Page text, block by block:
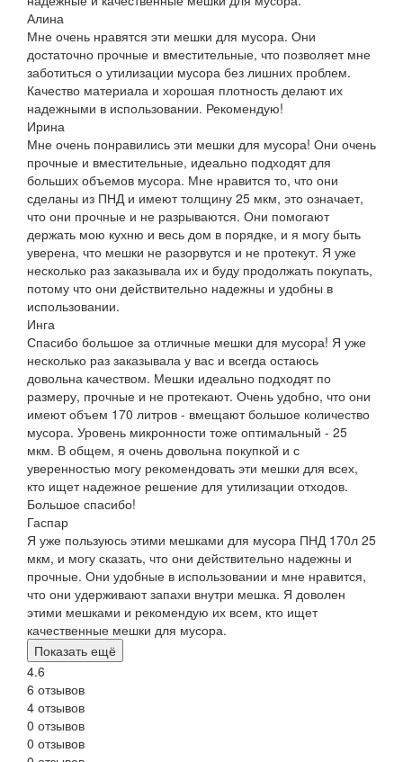
Алина
Мне очень нравятся эти мешки для мусора. Они
достаточно прочные и вместительные, что позволяет мне
заботиться о утилизации мусора без лишних проблем.
Качество материала и хорошая плотность делают их
надежными в использовании. Рекомендую!
Ирина
Мне очень понравились эти мешки для мусора! Они очень
прочные и вместительные, идеально подходят для
больших объемов мусора. Мне нравится то, что они
сделаны из ПНД и имеют толщину 25 мкм, это означает,
что они прочные и не разрываются. Они помогают
держать мою кухню и весь дом в порядке, и я могу быть
уверена, что мешки не разорвутся и не протекут. Я уже
несколько раз заказывала их и буду продолжать покупать,
потому что они действительно надежны и удобны в
использовании.
Инга
Спасибо большое за отличные мешки для мусора! Я уже
несколько раз заказывала у вас и всегда остаюсь
довольна качеством. Мешки идеально подходят по
размеру, прочные и не протекают. Очень удобно, что они
имеют объем 170 литров - вмещают большое количество
мусора. Уровень микронности тоже оптимальный - 25
мкм. В общем, я очень довольна покупкой и с
уверенностью могу рекомендовать эти мешки для всех,
кто ищет надежное решение для утилизации отходов.
Большое спасибо!
Гаспар
Я уже пользуюсь этими мешками для мусора ПНД 170л 25
мкм, и могу сказать, что они действительно надежны и
прочные. Они удобные в использовании и мне нравится,
что они удерживают запахи внутри мешка. Я доволен
этими мешками и рекомендую их всем, кто ищет
качественные мешки для мусора.
Показать ещё
4.6
6 отзывов
4 отзывов
0 отзывов
0 отзывов